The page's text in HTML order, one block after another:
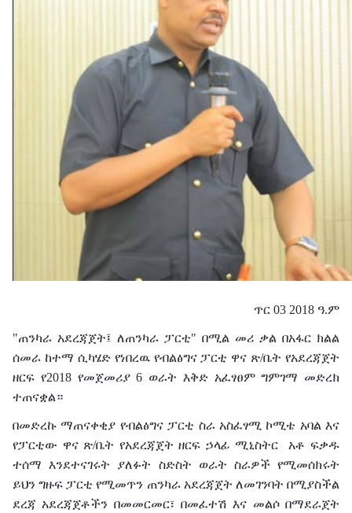
ጥር 03 2018 ዓ.ም
"ጠንካራ አደረጃጀት፤ ለጠንካራ ፓርቲ" በሚል መሪ ቃል በአፋር ክልል
ሰመራ ከተማ ሲካሄድ የነበረዉ የብልፅግና ፓርቲ ዋና ጽ/ቤት የአደረጃጀት
ዘርፍ የ2018 የመጀመሪያ 6 ወራት እቅድ አፈፃፀም ግምገማ መድረክ
ተጠናቋል።
በመድረኩ ማጠናቀቂያ የብልፅግና ፓርቲ ስራ አስፈፃሚ ኮሚቴ አባል እና
የፓርቲው ዋና ጽ/ቤት የአደረጃጀት ዘርፍ ኃላፊ ሚኒስትር አቶ ፍቃዱ
ተሰማ እንደተናገሩት ያለፉት ስድስት ወራት ስራዎች የሚመሰክሩት
ይህን ግዙፍ ፓርቲ የሚመጥን ጠንካራ አደረጃጀት ለመገንባት በሚያስችል
ደረጃ አደረጃጀቶችን በመመርመር፣ በመፈተሽ እና መልሶ በማደራጀት